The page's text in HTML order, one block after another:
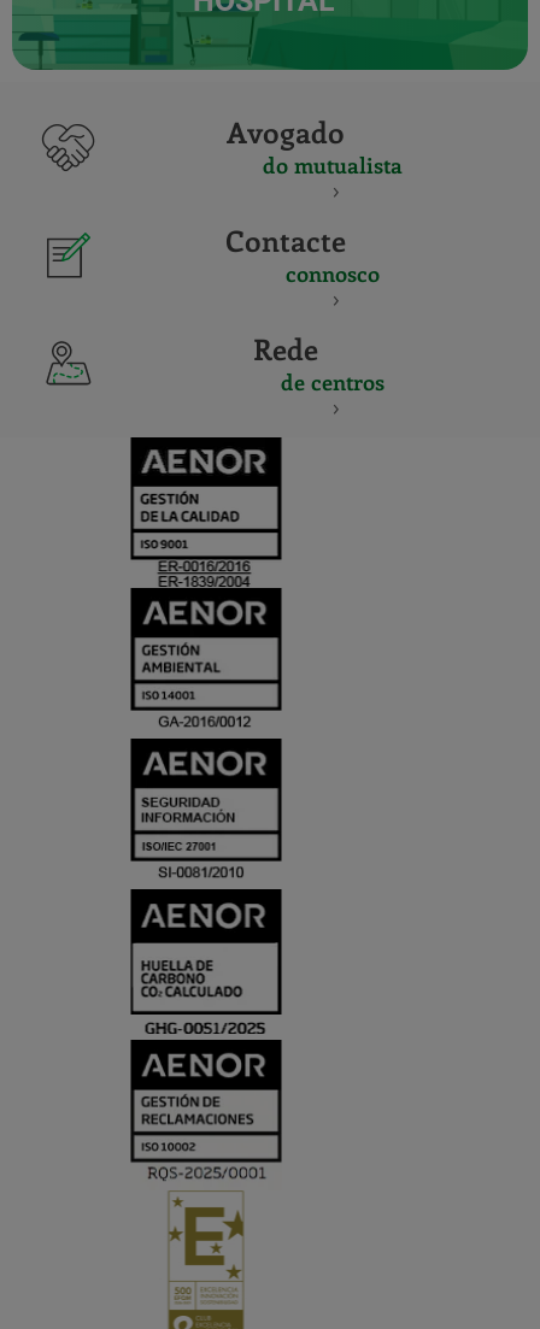
Avogado
do mutualista
Contacte
connosco
Rede
de centros